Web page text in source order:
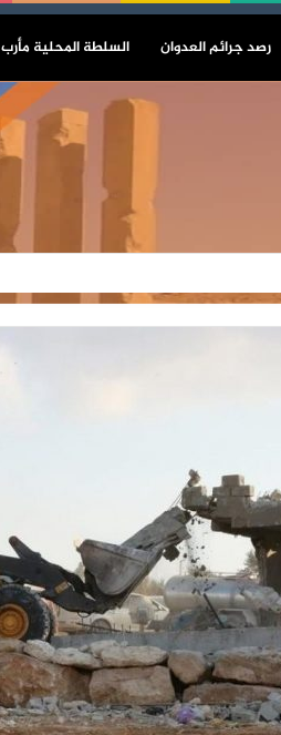
رصد جرائم العدوان السلطة المحلية مأرب